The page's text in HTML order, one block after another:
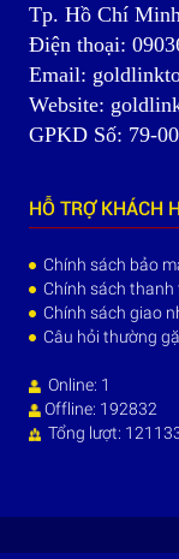
Tp. Hồ Chí
Điện thoại:
Email:
Website:
GPKD Số: 79-
HỖ TRỢ KHÁCH
Chính sách bảo
Chính sách thanh
Chính sách giao
Câu hỏi thường
Online: 1
Offline: 192832
Tổng lượt: